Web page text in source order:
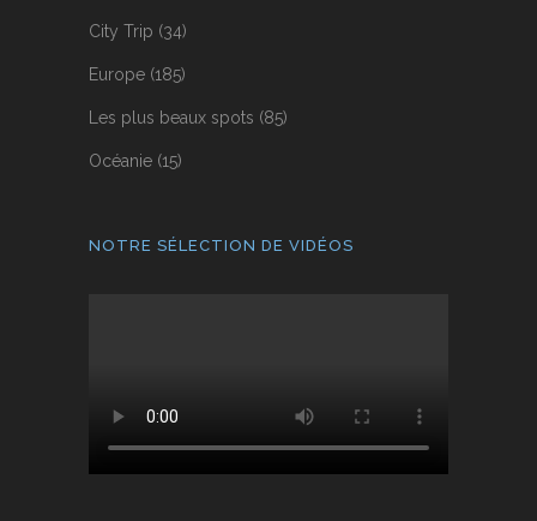
City Trip (34)
Europe (185)
Les plus beaux spots (85)
Océanie (15)
NOTRE SÉLECTION DE VIDÉOS